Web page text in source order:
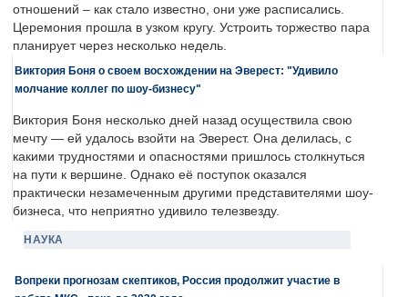
отношений – как стало известно, они уже расписались.
Церемония прошла в узком кругу. Устроить торжество пара
планирует через несколько недель.
Виктория Боня о своем восхождении на Эверест: "Удивило
молчание коллег по шоу-бизнесу"
Виктория Боня несколько дней назад осуществила свою
мечту — ей удалось взойти на Эверест. Она делилась, с
какими трудностями и опасностями пришлось столкнуться
на пути к вершине. Однако её поступок оказался
практически незамеченным другими представителями шоу-
бизнеса, что неприятно удивило телезвезду.
НАУКА
Вопреки прогнозам скептиков, Россия продолжит участие в